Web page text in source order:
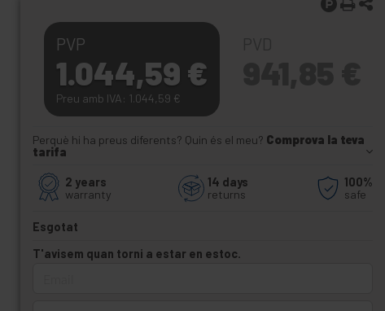
PVP
1.044,59 €
Preu amb IVA: 1.044,59 €
Perquè hi ha preus diferents? Quin és el meu? Comprova la teva
tarifa
2 years
warranty
14 days
returns
100%
safe
Esgotat
T'avisem quan torni a estar en estoc.